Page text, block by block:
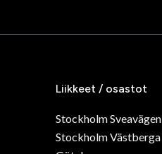
Liikkeet / osastot
Stockholm Sveavägen
Stockholm Västberga